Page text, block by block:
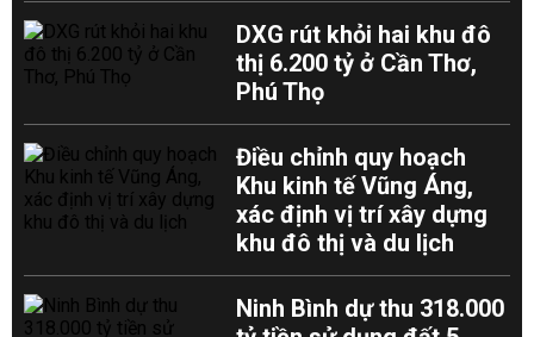
DXG rút khỏi hai khu đô
thị 6.200 tỷ ở Cần Thơ,
Phú Thọ
Điều chỉnh quy hoạch
Khu kinh tế Vũng Áng,
xác định vị trí xây dựng
khu đô thị và du lịch
Ninh Bình dự thu 318.000